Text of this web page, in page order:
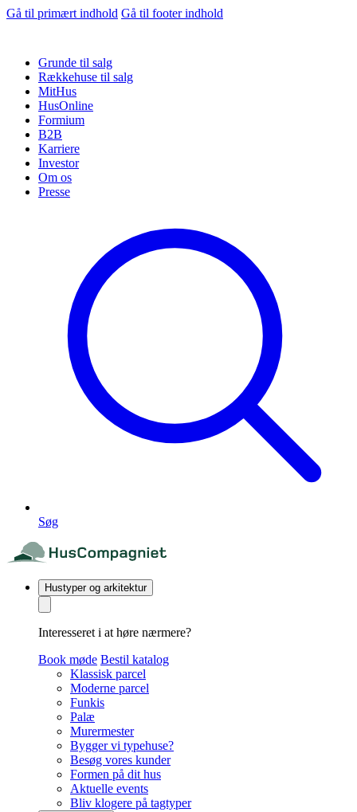
Gå til primært indhold Gå til footer indhold
Grunde til salg
Rækkehuse til salg
MitHus
HusOnline
Formium
B2B
Karriere
Investor
Om os
Presse
Søg
Hustyper og arkitektur
Interesseret i at høre nærmere?
Book møde Bestil katalog
Klassisk parcel
Moderne parcel
Funkis
Palæ
Murermester
Bygger vi typehuse?
Besøg vores kunder
Formen på dit hus
Aktuelle events
Bliv klogere på tagtyper